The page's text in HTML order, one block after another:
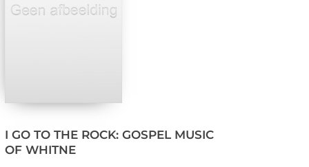
I GO TO THE ROCK: GOSPEL MUSIC
OF WHITNE